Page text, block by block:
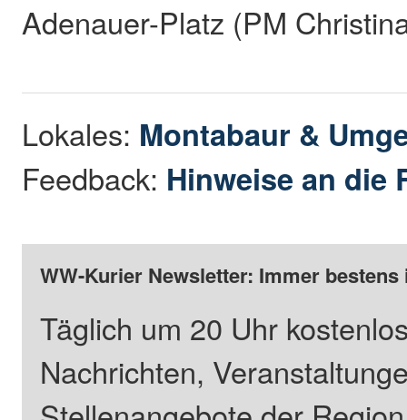
Adenauer-Platz (PM
Lokales: Montabaur &
Feedback: Hinweise an die
WW-Kurier Newsletter: Immer
Täglich um 20 Uhr
Nachrichten,